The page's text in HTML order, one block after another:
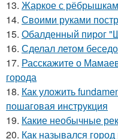
13. Жаркое с
14. Своими руками
15. Обалденный пирог
16. Сделал летом
17. Расскажите о
города
18. Как уложить
пошаговая инструкция
19. Какие необычные
20. Как назывался